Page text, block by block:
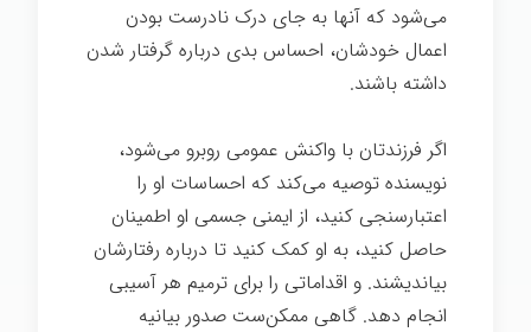
می‌شود که آنها به جای درک نادرست بودن
اعمال خودشان، احساس بدی درباره گرفتار شدن
داشته باشند.
اگر فرزندتان با واکنش عمومی روبرو می‌شود،
نویسنده توصیه می‌کند که احساسات او را
اعتبارسنجی کنید، از ایمنی جسمی او اطمینان
حاصل کنید، به او کمک کنید تا درباره رفتارشان
بیاندیشند. و اقداماتی را برای ترمیم هر آسیبی
انجام دهد. گاهی ممکن‌ست صدور بیانیه